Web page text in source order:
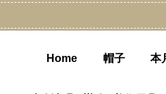
Home 帽子 本